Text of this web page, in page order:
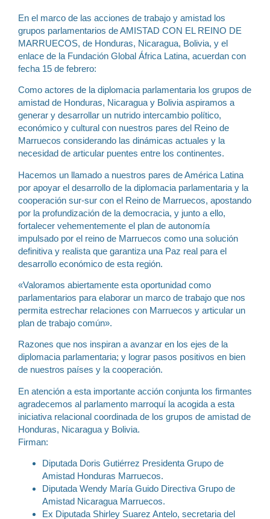
En el marco de las acciones de trabajo y amistad los
grupos parlamentarios de AMISTAD CON EL REINO DE
MARRUECOS, de Honduras, Nicaragua, Bolivia, y el
enlace de la Fundación Global África Latina, acuerdan con
fecha 15 de febrero:
Como actores de la diplomacia parlamentaria los grupos de
amistad de Honduras, Nicaragua y Bolivia aspiramos a
generar y desarrollar un nutrido intercambio político,
económico y cultural con nuestros pares del Reino de
Marruecos considerando las dinámicas actuales y la
necesidad de articular puentes entre los continentes.
Hacemos un llamado a nuestros pares de América Latina
por apoyar el desarrollo de la diplomacia parlamentaria y la
cooperación sur-sur con el Reino de Marruecos, apostando
por la profundización de la democracia, y junto a ello,
fortalecer vehementemente el plan de autonomía
impulsado por el reino de Marruecos como una solución
definitiva y realista que garantiza una Paz real para el
desarrollo económico de esta región.
«Valoramos abiertamente esta oportunidad como
parlamentarios para elaborar un marco de trabajo que nos
permita estrechar relaciones con Marruecos y articular un
plan de trabajo común».
Razones que nos inspiran a avanzar en los ejes de la
diplomacia parlamentaria; y lograr pasos positivos en bien
de nuestros países y la cooperación.
En atención a esta importante acción conjunta los firmantes
agradecemos al parlamento marroquí la acogida a esta
iniciativa relacional coordinada de los grupos de amistad de
Honduras, Nicaragua y Bolivia.
Firman:
Diputada Doris Gutiérrez Presidenta Grupo de
Amistad Honduras Marruecos.
Diputada Wendy María Guido Directiva Grupo de
Amistad Nicaragua Marruecos.
Ex Diputada Shirley Suarez Antelo, secretaria del